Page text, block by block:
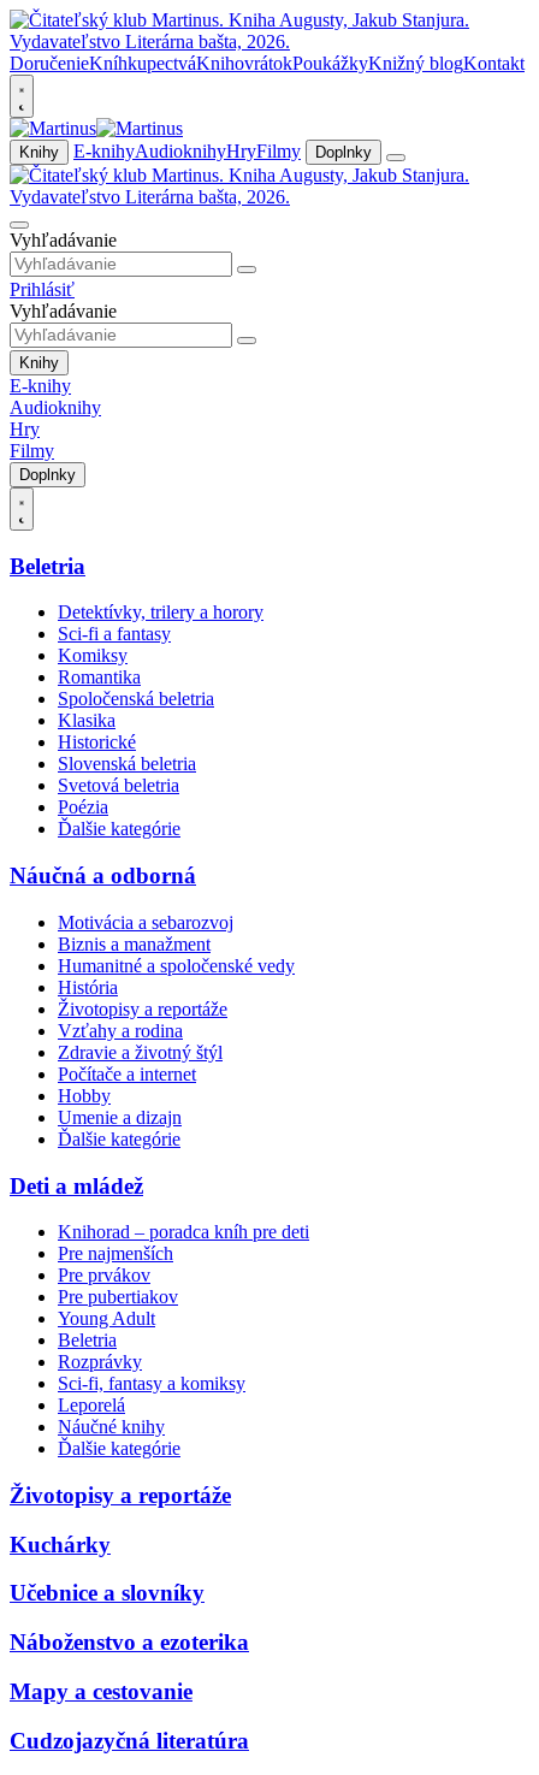
DoručenieKníhkupectváKnihovrátokPoukážkyKnižný blogKontakt
Knihy E-knihyAudioknihyHryFilmy Doplnky
Vyhľadávanie
Prihlásiť
Vyhľadávanie
Knihy
E-knihy
Audioknihy
Hry
Filmy
Doplnky
Beletria
Detektívky, trilery a horory
Sci-fi a fantasy
Komiksy
Romantika
Spoločenská beletria
Klasika
Historické
Slovenská beletria
Svetová beletria
Poézia
Ďalšie kategórie
Náučná a odborná
Motivácia a sebarozvoj
Biznis a manažment
Humanitné a spoločenské vedy
História
Životopisy a reportáže
Vzťahy a rodina
Zdravie a životný štýl
Počítače a internet
Hobby
Umenie a dizajn
Ďalšie kategórie
Deti a mládež
Knihorad – poradca kníh pre deti
Pre najmenších
Pre prvákov
Pre pubertiakov
Young Adult
Beletria
Rozprávky
Sci-fi, fantasy a komiksy
Leporelá
Náučné knihy
Ďalšie kategórie
Životopisy a reportáže
Kuchárky
Učebnice a slovníky
Náboženstvo a ezoterika
Mapy a cestovanie
Cudzojazyčná literatúra